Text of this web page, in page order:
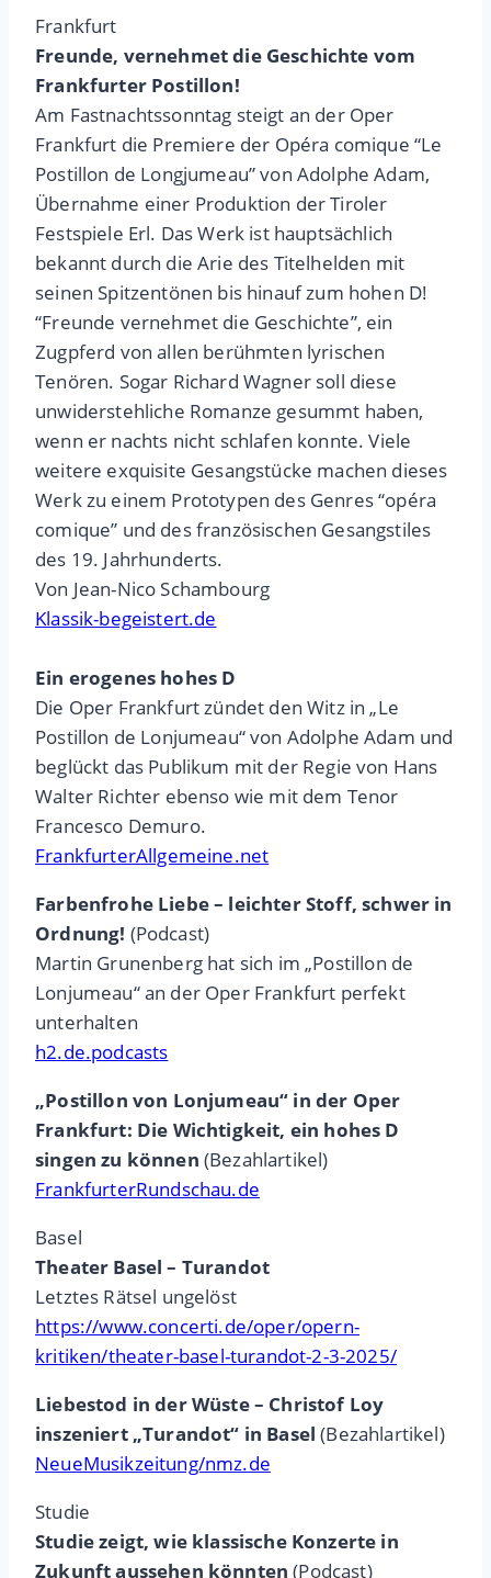
Frankfurt
Freunde, vernehmet die Geschichte vom
Frankfurter Postillon!
Am Fastnachtssonntag steigt an der Oper
Frankfurt die Premiere der Opéra comique “Le
Postillon de Longjumeau” von Adolphe Adam,
Übernahme einer Produktion der Tiroler
Festspiele Erl. Das Werk ist hauptsächlich
bekannt durch die Arie des Titelhelden mit
seinen Spitzentönen bis hinauf zum hohen D!
“Freunde vernehmet die Geschichte”, ein
Zugpferd von allen berühmten lyrischen
Tenören. Sogar Richard Wagner soll diese
unwiderstehliche Romanze gesummt haben,
wenn er nachts nicht schlafen konnte. Viele
weitere exquisite Gesangstücke machen dieses
Werk zu einem Prototypen des Genres “opéra
comique” und des französischen Gesangstiles
des 19. Jahrhunderts.
Von Jean-Nico Schambourg
Klassik-begeistert.de
Ein erogenes hohes D
Die Oper Frankfurt zündet den Witz in „Le
Postillon de Lonjumeau“ von Adolphe Adam und
beglückt das Publikum mit der Regie von Hans
Walter Richter ebenso wie mit dem Tenor
Francesco Demuro.
FrankfurterAllgemeine.net
Farbenfrohe Liebe – leichter Stoff, schwer in
Ordnung! (Podcast)
Martin Grunenberg hat sich im „Postillon de
Lonjumeau“ an der Oper Frankfurt perfekt
unterhalten
h2.de.podcasts
„Postillon von Lonjumeau“ in der Oper
Frankfurt: Die Wichtigkeit, ein hohes D
singen zu können (Bezahlartikel)
FrankfurterRundschau.de
Basel
Theater Basel – Turandot
Letztes Rätsel ungelöst
https://www.concerti.de/oper/opern-
kritiken/theater-basel-turandot-2-3-2025/
Liebestod in der Wüste – Christof Loy
inszeniert „Turandot“ in Basel (Bezahlartikel)
NeueMusikzeitung/nmz.de
Studie
Studie zeigt, wie klassische Konzerte in
Zukunft aussehen könnten (Podcast)